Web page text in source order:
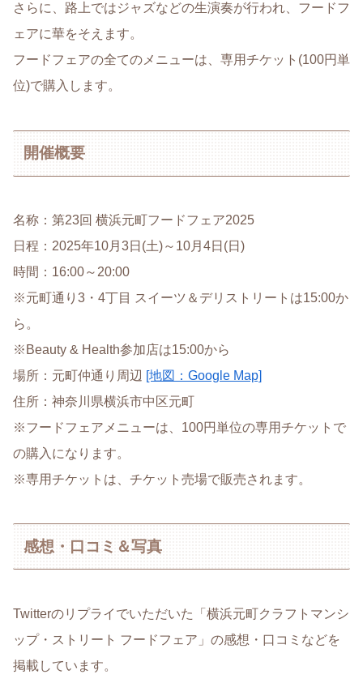
さらに、路上ではジャズなどの生演奏が行われ、フードフ
ェアに華をそえます。
フードフェアの全てのメニューは、専用チケット(100円単
位)で購入します。
開催概要
名称：第23回 横浜元町フードフェア2025
日程：2025年10月3日(土)～10月4日(日)
時間：16:00～20:00
※元町通り3・4丁目 スイーツ＆デリストリートは15:00か
ら。
※Beauty & Health参加店は15:00から
場所：元町仲通り周辺 [地図：Google Map]
住所：神奈川県横浜市中区元町
※フードフェアメニューは、100円単位の専用チケットで
の購入になります。
※専用チケットは、チケット売場で販売されます。
感想・口コミ＆写真
Twitterのリプライでいただいた「横浜元町クラフトマンシ
ップ・ストリート フードフェア」の感想・口コミなどを
掲載しています。